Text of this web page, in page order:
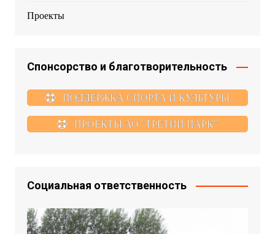
Проекты
Спонсорство и благотворительность
ПОДДЕРЖКА СПОРТА И КУЛЬТУРЫ
ПРОЕКТЫ АО "ТРЕТИЙ ПАРК"
Социальная ответственность